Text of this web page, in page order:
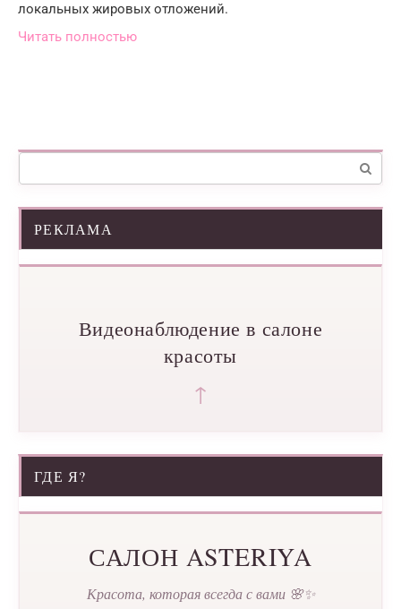
локальных жировых отложений.
Читать полностью
Поиск:
РЕКЛАМА
Видеонаблюдение в салоне
красоты
↑
ГДЕ Я?
САЛОН ASTERIYA
Красота, которая всегда с вами 🌸✨